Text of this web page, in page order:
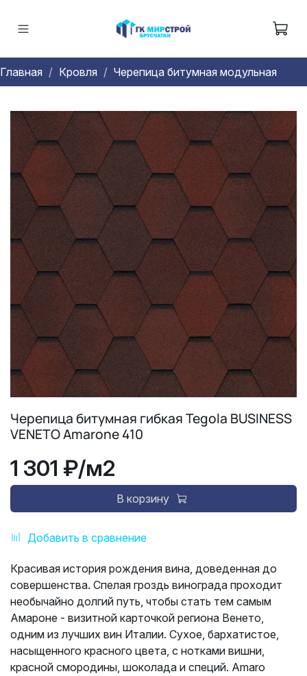
Главная Кровля Черепица битумная модульная
Черепица битумная гибкая Tegola BUSINESS
VENETO Amarone 410
Добавить в сравнение
1 301 ₽/м2
В корзину
Красивая история рождения вина, доведенная до
совершенства. Спелая гроздь винограда проходит
необычайно долгий путь, чтобы стать тем самым
Амароне - визитной карточкой региона Венето,
одним из лучших вин Италии. Сухое, бархатистое,
насыщенного красного цвета, с нотками вишни,
красной смородины, шоколада и специй. Amaro